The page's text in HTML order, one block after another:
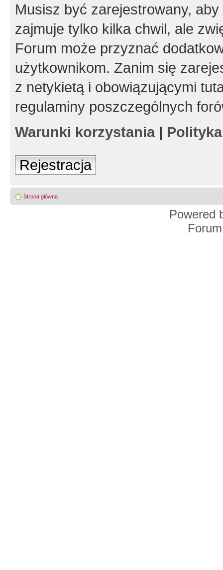
Musisz być zarejestrowany,
zajmuje tylko kilka chwil, ale
Forum może przyznać
użytkownikom. Zanim się
z netykietą i obowiązującymi
regulaminy poszczególnych
Warunki korzystania|
Rejestracja
Strona główna
Powered